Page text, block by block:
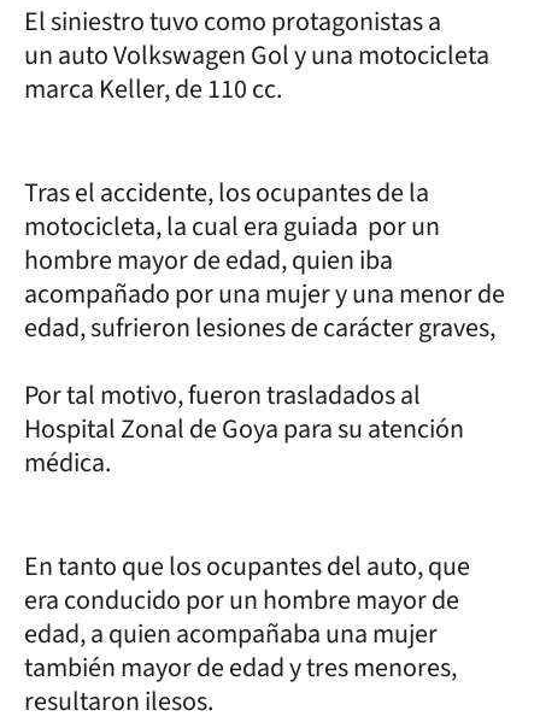
El siniestro tuvo como protagonistas a
un auto Volkswagen Gol y una motocicleta
marca Keller, de 110 cc.
Tras el accidente, los ocupantes de la
motocicleta, la cual era guiada por un
hombre mayor de edad, quien iba
acompañado por una mujer y una menor de
edad, sufrieron lesiones de carácter graves,
Por tal motivo, fueron trasladados al
Hospital Zonal de Goya para su atención
médica.
En tanto que los ocupantes del auto, que
era conducido por un hombre mayor de
edad, a quien acompañaba una mujer
también mayor de edad y tres menores,
resultaron ilesos.